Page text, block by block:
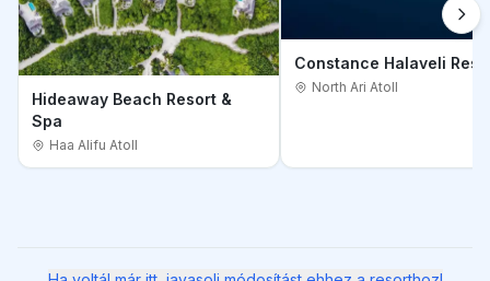
Hideaway Beach Resort &
Spa
Haa Alifu Atoll
Constance Halaveli
North Ari Atoll